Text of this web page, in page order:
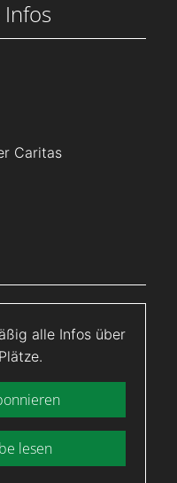
Caritas
alle Infos über
lesen